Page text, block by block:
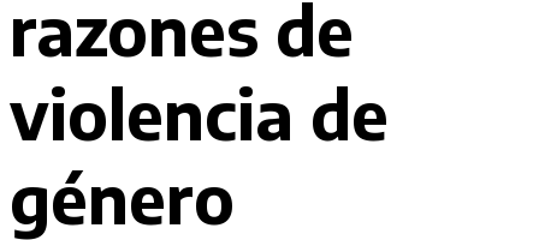
razones de
violencia de
género